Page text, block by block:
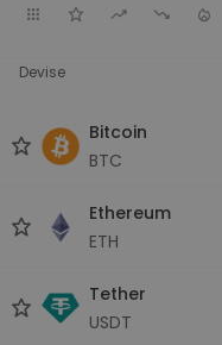
Devise
Bitcoin
BTC
Ethereum
ETH
Tether
USDT